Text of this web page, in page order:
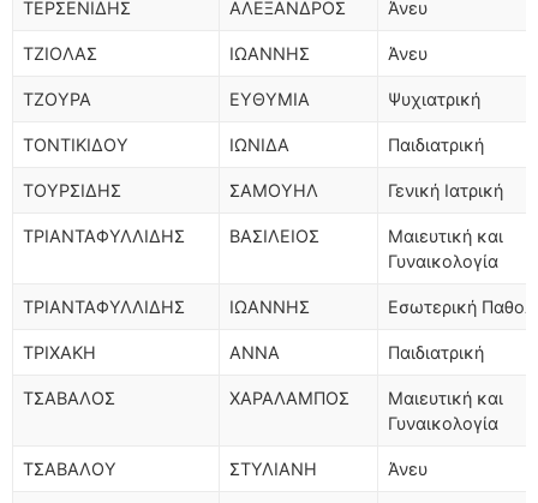
ΤΕΡΣΕΝΙΔΗΣ ΑΛΕΞΑΝΔΡΟΣ Άνευ
ΤΖΙΟΛΑΣ ΙΩΑΝΝΗΣ Άνευ
ΤΖΟΥΡΑ ΕΥΘΥΜΙΑ Ψυχιατρική
ΤΟΝΤΙΚΙΔΟΥ ΙΩΝΙΔΑ Παιδιατρική
ΤΟΥΡΣΙΔΗΣ ΣΑΜΟΥΗΛ Γενική Ιατρική
ΤΡΙΑΝΤΑΦΥΛΛΙΔΗΣ ΒΑΣΙΛΕΙΟΣ
Μαιευτική και
Γυναικολογία
ΤΡΙΑΝΤΑΦΥΛΛΙΔΗΣ ΙΩΑΝΝΗΣ Εσωτερική
ΤΡΙΧΑΚΗ ΑΝΝΑ Παιδιατρική
ΤΣΑΒΑΛΟΣ ΧΑΡΑΛΑΜΠΟΣ
Μαιευτική και
Γυναικολογία
ΤΣΑΒΑΛΟΥ ΣΤΥΛΙΑΝΗ Άνευ